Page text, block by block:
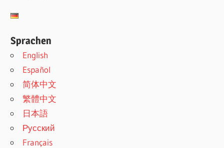
Sprachen
English
Español
简体中文
繁體中文
日本語
Русский
Français